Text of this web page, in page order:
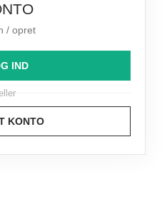
/ opret
IND
KONTO